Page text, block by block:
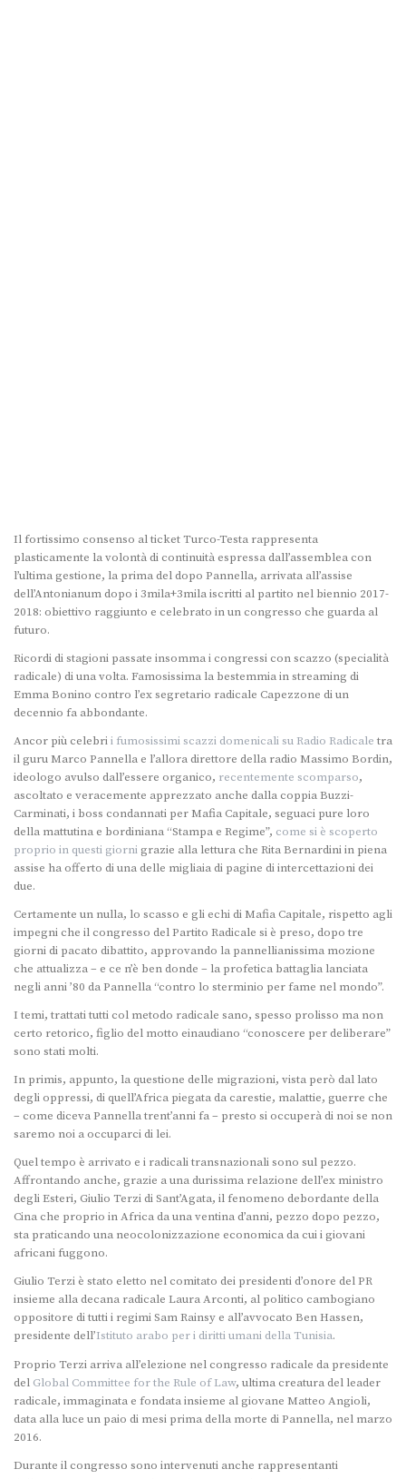
Il fortissimo consenso al ticket Turco-Testa rappresenta
plasticamente la volontà di continuità espressa dall’assemblea con
l’ultima gestione, la prima del dopo Pannella, arrivata all’assise
dell’Antonianum dopo i 3mila+3mila iscritti al partito nel biennio 2017-
2018: obiettivo raggiunto e celebrato in un congresso che guarda al
futuro.
Ricordi di stagioni passate insomma i congressi con scazzo (specialità
radicale) di una volta. Famosissima la bestemmia in streaming di
Emma Bonino contro l’ex segretario radicale Capezzone di un
decennio fa abbondante.
Ancor più celebrii fumosissimi scazzi domenicali su Radio Radicale tra
il guru Marco Pannella e l’allora direttore della radio Massimo Bordin,
ideologo avulso dall’essere organico, recentemente scomparso,
ascoltato e veracemente apprezzato anche dalla coppia Buzzi-
Carminati, i boss condannati per Mafia Capitale, seguaci pure loro
della mattutina e bordiniana “Stampa e Regime”, come si è scoperto
proprio in questi giorni grazie alla lettura che Rita Bernardini in piena
assise ha offerto di una delle migliaia di pagine di intercettazioni dei
due.
Certamente un nulla, lo scasso e gli echi di Mafia Capitale, rispetto agli
impegni che il congresso del Partito Radicale si è preso, dopo tre
giorni di pacato dibattito, approvando la pannellianissima mozione
che attualizza – e ce n’è ben donde – la profetica battaglia lanciata
negli anni ’80 da Pannella “contro lo sterminio per fame nel mondo”.
I temi, trattati tutti col metodo radicale sano, spesso prolisso ma non
certo retorico, figlio del motto einaudiano “conoscere per deliberare”
sono stati molti.
In primis, appunto, la questione delle migrazioni, vista però dal lato
degli oppressi, di quell’Africa piegata da carestie, malattie, guerre che
– come diceva Pannella trent’anni fa – presto si occuperà di noi se non
saremo noi a occuparci di lei.
Quel tempo è arrivato e i radicali transnazionali sono sul pezzo.
Affrontando anche, grazie a una durissima relazione dell’ex ministro
degli Esteri, Giulio Terzi di Sant’Agata, il fenomeno debordante della
Cina che proprio in Africa da una ventina d’anni, pezzo dopo pezzo,
sta praticando una neocolonizzazione economica da cui i giovani
africani fuggono.
Giulio Terzi è stato eletto nel comitato dei presidenti d’onore del PR
insieme alla decana radicale Laura Arconti, al politico cambogiano
oppositore di tutti i regimi Sam Rainsy e all’avvocato Ben Hassen,
presidente dell’Istituto arabo per i diritti umani della Tunisia.
Proprio Terzi arriva all’elezione nel congresso radicale da presidente
del Global Committee for the Rule of Law, ultima creatura del leader
radicale, immaginata e fondata insieme al giovane Matteo Angioli,
data alla luce un paio di mesi prima della morte di Pannella, nel marzo
2016.
Durante il congresso sono intervenuti anche rappresentanti